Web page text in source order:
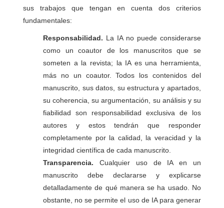
sus trabajos que tengan en cuenta dos criterios
fundamentales:
Responsabilidad. La IA no puede considerarse
como un coautor de los manuscritos que se
someten a la revista; la IA es una herramienta,
más no un coautor. Todos los contenidos del
manuscrito, sus datos, su estructura y apartados,
su coherencia, su argumentación, su análisis y su
fiabilidad son responsabilidad exclusiva de los
autores y estos tendrán que responder
completamente por la calidad, la veracidad y la
integridad científica de cada manuscrito.
Transparencia. Cualquier uso de IA en un
manuscrito debe declararse y explicarse
detalladamente de qué manera se ha usado. No
obstante, no se permite el uso de IA para generar